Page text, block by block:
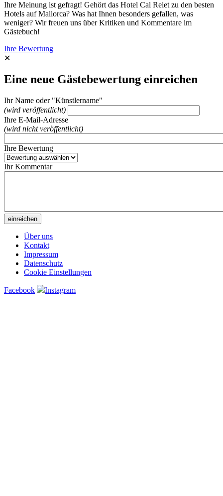
Ihre Meinung ist gefragt! Gehört das Hotel Cal Reiet zu den besten
Hotels auf Mallorca? Was hat Ihnen besonders gefallen, was
weniger? Wir freuen uns über Kritiken und Kommentare im
Gästebuch!
Ihre Bewertung
✕
Eine neue Gästebewertung einreichen
Ihr Name oder "Künstlername"
(wird veröffentlicht)
Ihre E-Mail-Adresse
(wird nicht veröffentlicht)
Ihre Bewertung
Ihr Kommentar
Über uns
Kontakt
Impressum
Datenschutz
Cookie Einstellungen
Facebook Instagram